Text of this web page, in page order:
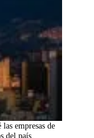
empresas de
del país